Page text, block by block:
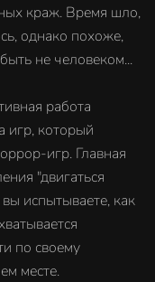
краж. Время шло,
однако похоже,
не человеком...
работа
игр, который
игр. Главная
"двигаться
испытываете, как
по своему
месте.